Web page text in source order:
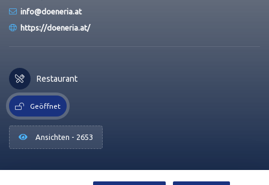
info@doeneria.at
https://doeneria.at/
Restaurant
Geöffnet
Ansichten - 2653